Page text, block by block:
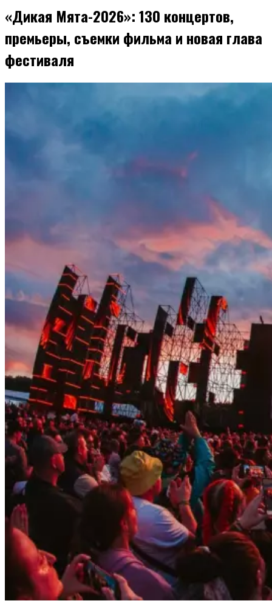
«Дикая Мята-2026»: 130 концертов,
премьеры, съемки фильма и новая глава
фестиваля